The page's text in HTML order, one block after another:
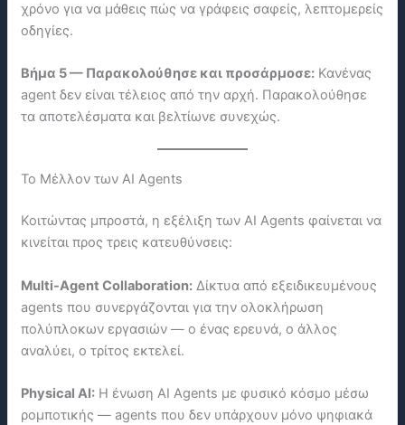
χρόνο για να μάθεις πώς να γράφεις σαφείς, λεπτομερείς
οδηγίες.
Βήμα 5 — Παρακολούθησε και προσάρμοσε: Κανένας
agent δεν είναι τέλειος από την αρχή. Παρακολούθησε
τα αποτελέσματα και βελτίωνε συνεχώς.
Το Μέλλον των AI Agents
Κοιτώντας μπροστά, η εξέλιξη των AI Agents φαίνεται να
κινείται προς τρεις κατευθύνσεις:
Multi-Agent Collaboration: Δίκτυα από εξειδικευμένους
agents που συνεργάζονται για την ολοκλήρωση
πολύπλοκων εργασιών — ο ένας ερευνά, ο άλλος
αναλύει, ο τρίτος εκτελεί.
Physical AI: Η ένωση AI Agents με φυσικό κόσμο μέσω
ρομποτικής — agents που δεν υπάρχουν μόνο ψηφιακά